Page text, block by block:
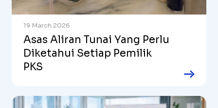
19 March 2026
Asas Aliran Tunai Yang Perlu
Diketahui Setiap Pemilik
PKS